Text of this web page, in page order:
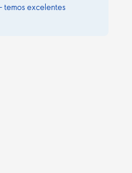
temos excelentes